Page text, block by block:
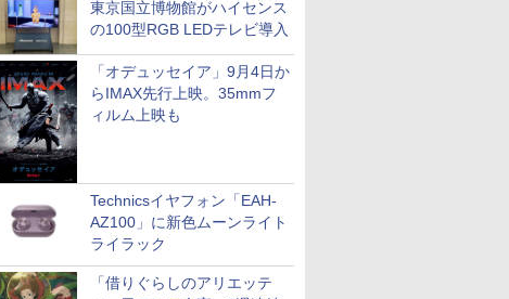
東京国立博物館がハイセンス
の100型RGB LEDテレビ導入
「オデュッセイア」9月4日か
らIMAX先行上映。35mmフ
ィルム上映も
Technicsイヤフォン「EAH-
AZ100」に新色ムーンライト
ライラック
「借りぐらしのアリエッテ